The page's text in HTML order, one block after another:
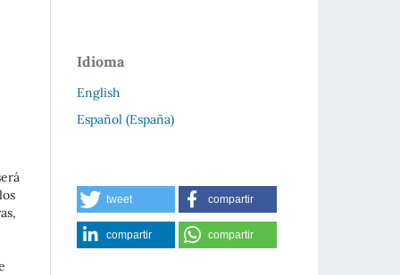
Idioma
English
Español (España)
tweet compartir
compartir compartir